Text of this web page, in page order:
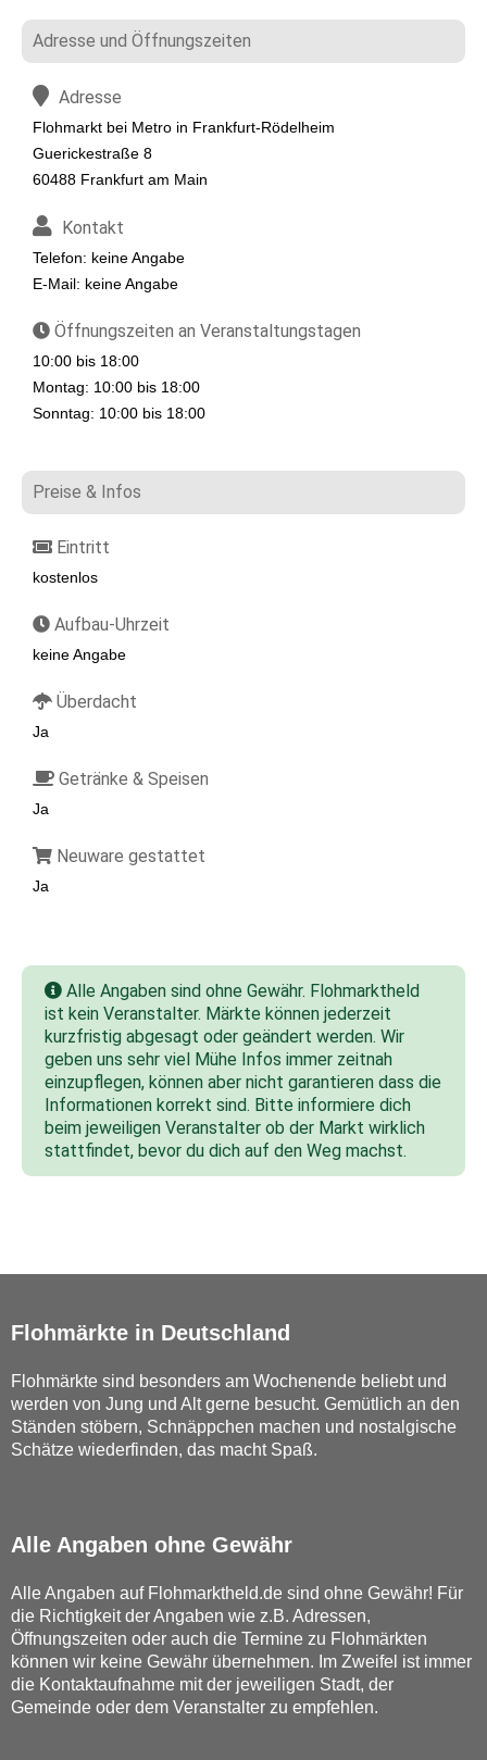
Adresse und Öffnungszeiten
Adresse
Flohmarkt bei Metro in Frankfurt-Rödelheim
Guerickestraße 8
60488 Frankfurt am Main
Kontakt
Telefon: keine Angabe
E-Mail: keine Angabe
Öffnungszeiten an Veranstaltungstagen
10:00 bis 18:00
Montag: 10:00 bis 18:00
Sonntag: 10:00 bis 18:00
Preise & Infos
Eintritt
kostenlos
Aufbau-Uhrzeit
keine Angabe
Überdacht
Ja
Getränke & Speisen
Ja
Neuware gestattet
Ja
Alle Angaben sind ohne Gewähr. Flohmarktheld
ist kein Veranstalter. Märkte können jederzeit
kurzfristig abgesagt oder geändert werden. Wir
geben uns sehr viel Mühe Infos immer zeitnah
einzupflegen, können aber nicht garantieren dass die
Informationen korrekt sind. Bitte informiere dich
beim jeweiligen Veranstalter ob der Markt wirklich
stattfindet, bevor du dich auf den Weg machst.
Flohmärkte in Deutschland
Flohmärkte sind besonders am Wochenende beliebt und
werden von Jung und Alt gerne besucht. Gemütlich an den
Ständen stöbern, Schnäppchen machen und nostalgische
Schätze wiederfinden, das macht Spaß.
Alle Angaben ohne Gewähr
Alle Angaben auf Flohmarktheld.de sind ohne Gewähr! Für
die Richtigkeit der Angaben wie z.B. Adressen,
Öffnungszeiten oder auch die Termine zu Flohmärkten
können wir keine Gewähr übernehmen. Im Zweifel ist immer
die Kontaktaufnahme mit der jeweiligen Stadt, der
Gemeinde oder dem Veranstalter zu empfehlen.